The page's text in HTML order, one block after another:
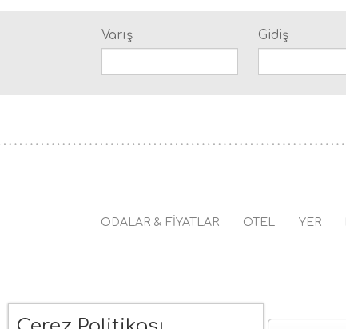
Varış Gidiş
ODALAR & FİYATLAR OTEL YER